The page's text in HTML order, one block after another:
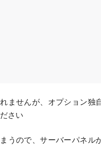
ませんが、オプション独
さい
うので、サーバーパネル